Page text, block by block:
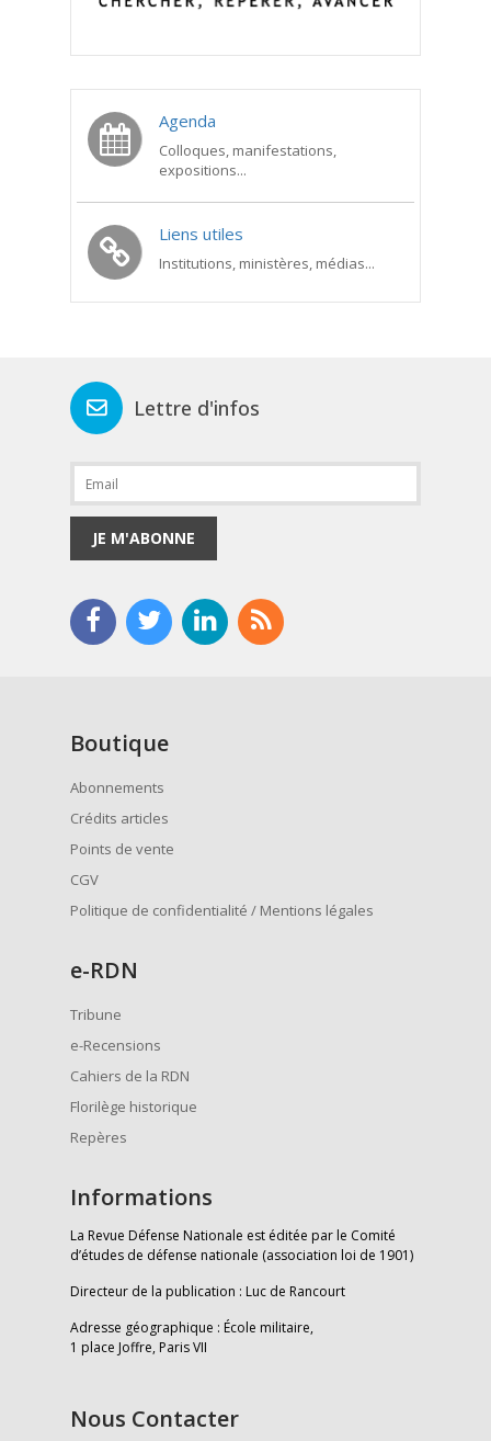
Agenda
Colloques, manifestations,
expositions...
Liens utiles
Institutions, ministères, médias...
Lettre d'infos
JE M'ABONNE
Boutique
Abonnements
Crédits articles
Points de vente
CGV
Politique de confidentialité / Mentions légales
e-RDN
Tribune
e-Recensions
Cahiers de la RDN
Florilège historique
Repères
Informations
La Revue Défense Nationale est éditée par le Comité
d’études de défense nationale (association loi de 1901)
Directeur de la publication : Luc de Rancourt
Adresse géographique : École militaire,
1 place Joffre, Paris VII
Nous Contacter